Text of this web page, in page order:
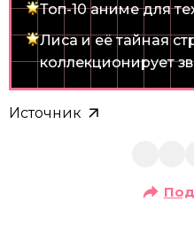
Топ-10 аниме для
Лиса и её тайная
коллекционирует
Источник